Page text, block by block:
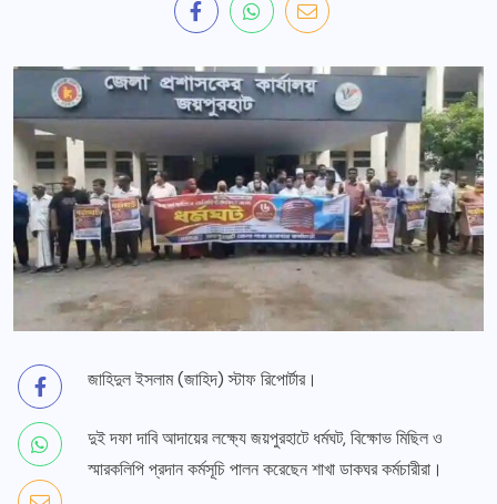
জাহিদুল ইসলাম (জাহিদ) স্টাফ রিপোর্টার।
দুই দফা দাবি আদায়ের লক্ষ্যে জয়পুরহাটে ধর্মঘট, বিক্ষোভ মিছিল ও
স্মারকলিপি প্রদান কর্মসূচি পালন করেছেন শাখা ডাকঘর কর্মচারীরা।